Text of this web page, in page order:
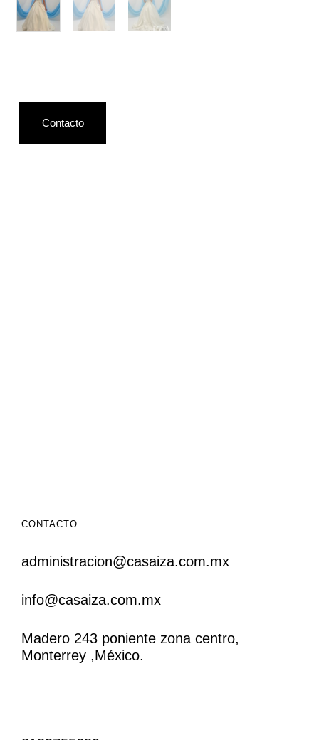
Contacto
CONTACTO
administracion@casaiza.com.mx
info@casaiza.com.mx
Madero 243 poniente zona centro,
Monterrey ,México.